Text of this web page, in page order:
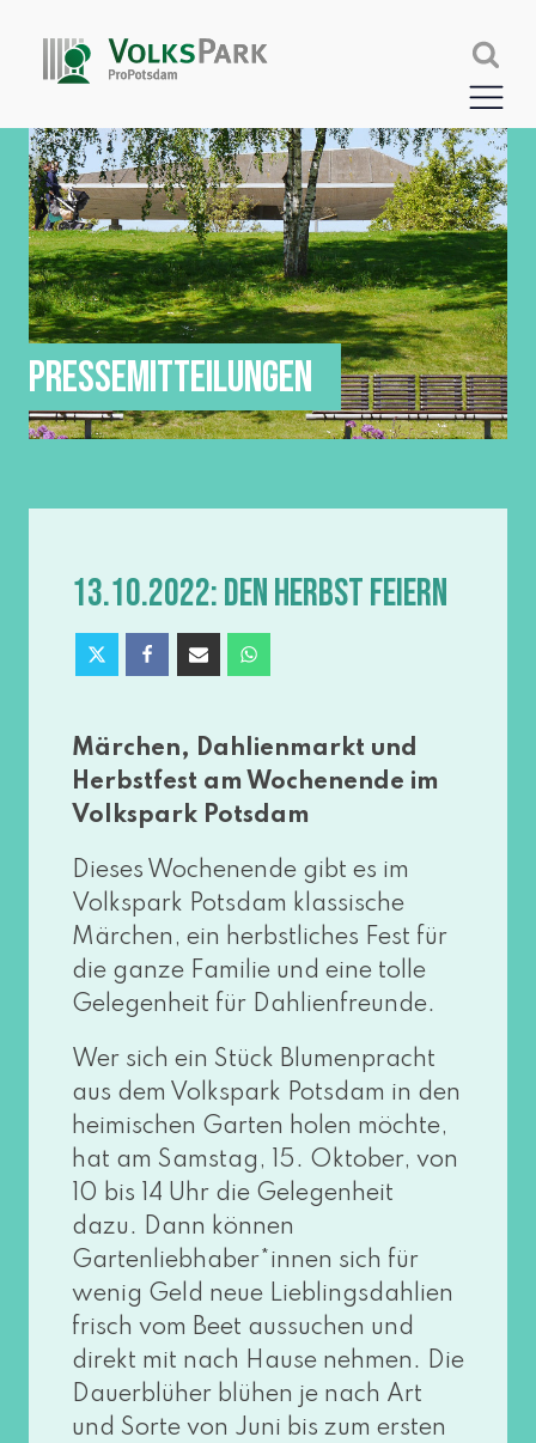
PRESSEMITTEILUNGEN
13.10.2022: DEN HERBST FEIERN
Märchen, Dahlienmarkt und
Herbstfest am Wochenende im
Volkspark Potsdam
Dieses Wochenende gibt es im
Volkspark Potsdam klas­si­sche
Märchen, ein herbst­li­ches Fest für
die gan­ze Familie und eine tol­le
Gelegenheit für Dahlienfreunde.
Wer sich ein Stück Blumenpracht
aus dem Volkspark Potsdam in den
hei­mi­schen Garten holen möch­te,
hat am Samstag, 15. Oktober, von
10 bis 14 Uhr die Gelegenheit
dazu. Dann kön­nen
Gartenliebhaber*innen sich für
wenig Geld neue Lieblingsdahlien
frisch vom Beet aus­su­chen und
direkt mit nach Hause neh­men. Die
Dauerblüher blü­hen je nach Art
und Sorte von Juni bis zum ers­ten